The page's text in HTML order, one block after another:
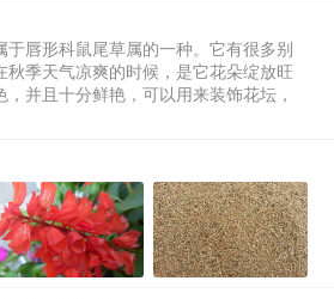
于唇形科鼠尾草属的一种。它有很多别
秋季天气凉爽的时候，是它花朵绽放旺
并且十分鲜艳，可以用来装饰花坛，